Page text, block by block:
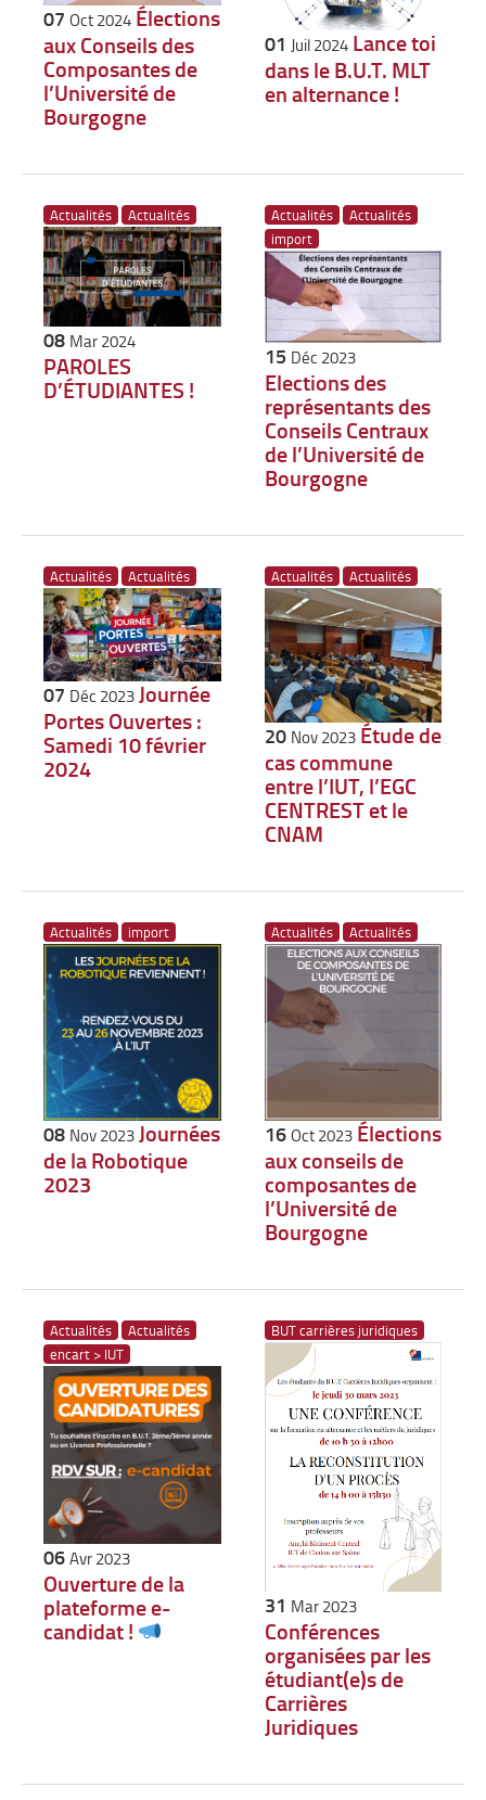
07 Oct 2024 Élections
aux Conseils des
Composantes de
l’Université de
Bourgogne
01 Juil 2024 Lance toi
dans le B.U.T. MLT
en alternance !
Actualités Actualités
08 Mar 2024
PAROLES
D’ÉTUDIANTES !
Actualités
Actualités
import
15 Déc 2023
Elections des
représentants des
Conseils Centraux
de l’Université de
Bourgogne
Actualités Actualités
07 Déc 2023Journée
Portes Ouvertes :
Samedi 10 février
2024
Actualités Actualités
20 Nov 2023 Étude de
cas commune
entre l’IUT, l’EGC
CENTREST et le
CNAM
Actualités import
08 Nov 2023Journées
de la Robotique
2023
Actualités Actualités
16Oct 2023 Élections
aux conseils de
composantes de
l’Université de
Bourgogne
Actualités
Actualités
encart > IUT
06Avr 2023
Ouverture de la
plateforme e-
candidat !
BUT carrières juridiques
31 Mar 2023
Conférences
organisées par les
étudiant(e)s de
Carrières
Juridiques